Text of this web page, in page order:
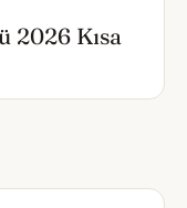
2026 Kısa